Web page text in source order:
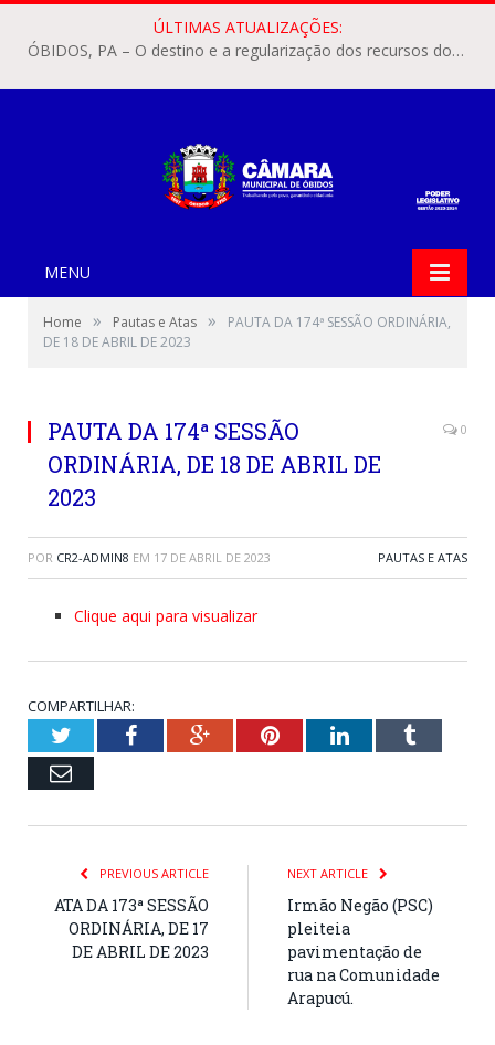
ÚLTIMAS ATUALIZAÇÕES:
ÓBIDOS, PA – O destino e a regularização dos recursos dos Precatórios do FUNDEF (Fundo de Manutenção e Desenvolvimento do Ensino Fundamental e de Valorização do Magistério) voltaram a pautar as discussões na Câmara Municipal de Óbidos.
MENU
Home » Pautas e Atas »
PAUTA DA 174ª SESSÃO ORDINÁRIA,
DE 18 DE ABRIL DE 2023
PAUTA DA 174ª SESSÃO
ORDINÁRIA, DE 18 DE ABRIL DE
2023
0
POR CR2-ADMIN8 EM 17 DE ABRIL DE 2023 PAUTAS E ATAS
Clique aqui para visualizar
COMPARTILHAR:
TwitterFacebookGoogle+PinterestLinkedInTumblr
Email
PREVIOUS ARTICLE
ATA DA 173ª SESSÃO
ORDINÁRIA, DE 17
DE ABRIL DE 2023
NEXT ARTICLE
Irmão Negão (PSC)
pleiteia
pavimentação de
rua na Comunidade
Arapucú.